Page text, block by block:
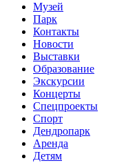
Музей
Парк
Контакты
Новости
Выставки
Образование
Экскурсии
Концерты
Спецпроекты
Спорт
Дендропарк
Аренда
Детям